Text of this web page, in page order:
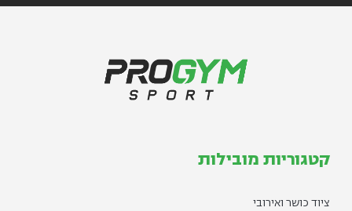
קטגוריות מובילות
ציוד כושר ואירובי